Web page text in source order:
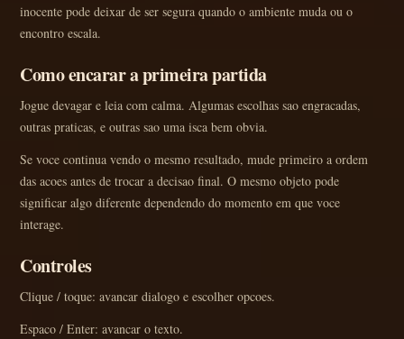
inocente pode deixar de ser segura quando o ambiente muda ou o
encontro escala.
Como encarar a primeira partida
Jogue devagar e leia com calma. Algumas escolhas sao engracadas,
outras praticas, e outras sao uma isca bem obvia.
Se voce continua vendo o mesmo resultado, mude primeiro a ordem
das acoes antes de trocar a decisao final. O mesmo objeto pode
significar algo diferente dependendo do momento em que voce
interage.
Controles
Clique / toque: avancar dialogo e escolher opcoes.
Espaco / Enter: avancar o texto.